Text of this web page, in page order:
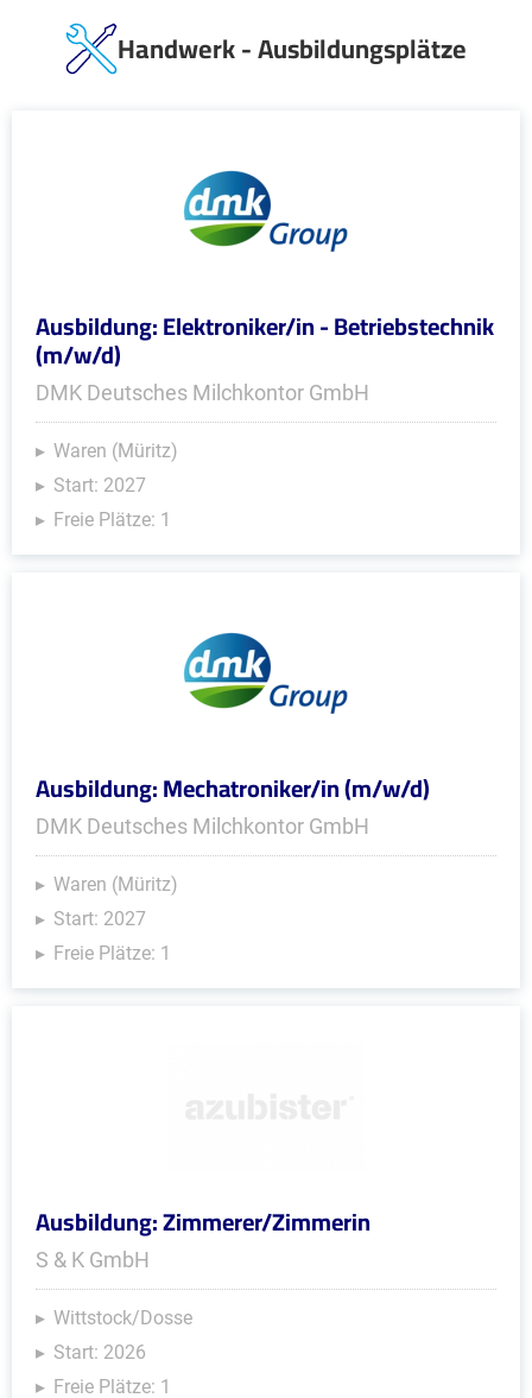
Handwerk - Ausbildungsplätze
Ausbildung: Elektroniker/in - Betriebstechnik
(m/w/d)
DMK Deutsches Milchkontor GmbH
Waren (Müritz)
Start: 2027
Freie Plätze: 1
Ausbildung: Mechatroniker/in (m/w/d)
DMK Deutsches Milchkontor GmbH
Waren (Müritz)
Start: 2027
Freie Plätze: 1
Ausbildung: Zimmerer/Zimmerin
S & K GmbH
Wittstock/Dosse
Start: 2026
Freie Plätze: 1